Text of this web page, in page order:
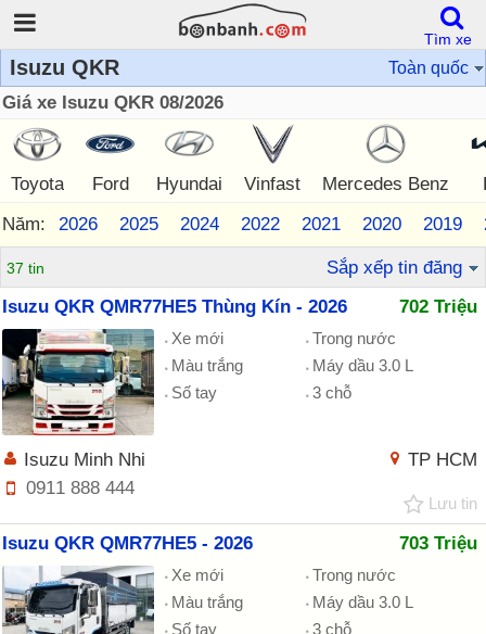
Isuzu QKR Toàn quốc
Giá xe Isuzu QKR 08/2026
Toyota Ford Hyundai Vinfast Mercedes Benz
Năm:
2026 2025 2024 2022 2021 2020 2019
37 tin
Sắp xếp tin đăng
Isuzu QKR QMR77HE5 Thùng Kín - 2026
702 Triệu
Xe mới
Trong nước
Màu trắng
Máy dầu 3.0 L
Số tay
3 chỗ
TP HCM
Isuzu Minh Nhi
0911 888 444
Lưu tin
Isuzu QKR QMR77HE5 - 2026 703 Triệu
Xe mới
Trong nước
Màu trắng
Máy dầu 3.0 L
Số tay
3 chỗ
Tìm xe